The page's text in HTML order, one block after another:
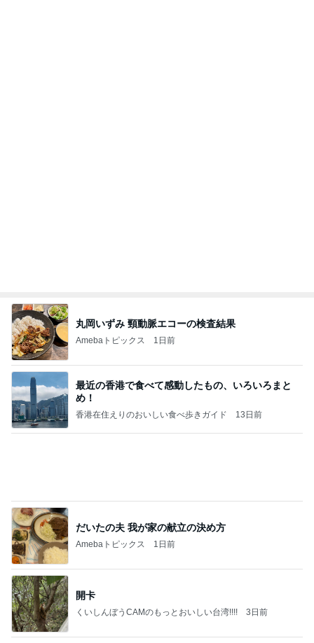
丸岡いずみ 頸動脈エコーの検査結果
Amebaトピックス 1日前
最近の香港で食べて感動したもの、いろいろまと
め！
香港在住えりのおいしい食べ歩きガイド 13日前
だいたの夫 我が家の献立の決め方
Amebaトピックス 1日前
開卡
くいしんぼうCAMのもっとおいしい台湾!!!! 3日前